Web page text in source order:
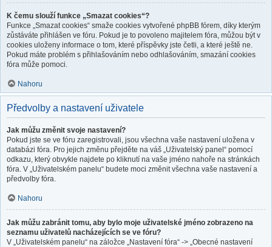
K čemu slouží funkce „Smazat cookies“?
Funkce „Smazat cookies“ smaže cookies vytvořené phpBB fórem, díky kterým
zůstáváte přihlášen ve fóru. Pokud je to povoleno majitelem fóra, můžou být v
cookies uloženy informace o tom, které příspěvky jste četli, a které ještě ne.
Pokud máte problém s přihlašováním nebo odhlašováním, smazání cookies
fóra může pomoci.
Nahoru
Předvolby a nastavení uživatele
Jak můžu změnit svoje nastavení?
Pokud jste se ve fóru zaregistrovali, jsou všechna vaše nastavení uložena v
databázi fóra. Pro jejich změnu přejděte na váš „Uživatelský panel“ pomocí
odkazu, který obvykle najdete po kliknutí na vaše jméno nahoře na stránkách
fóra. V „Uživatelském panelu“ budete moci změnit všechna vaše nastavení a
předvolby fóra.
Nahoru
Jak můžu zabránit tomu, aby bylo moje uživatelské jméno zobrazeno na
seznamu uživatelů nacházejících se ve fóru?
V „Uživatelském panelu“ na záložce „Nastavení fóra“ -> „Obecné nastavení